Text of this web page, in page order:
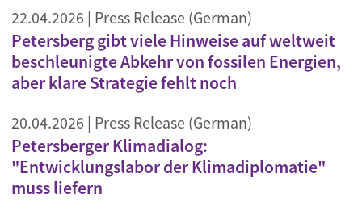
22.04.2026 | Press Release (German)
Petersberg gibt viele Hinweise auf weltweit
beschleunigte Abkehr von fossilen Energien,
aber klare Strategie fehlt noch
20.04.2026 | Press Release (German)
Petersberger Klimadialog:
"Entwicklungslabor der Klimadiplomatie"
muss liefern